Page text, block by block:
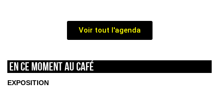
Voir tout l'agenda
En ce moment au café
EXPOSITION